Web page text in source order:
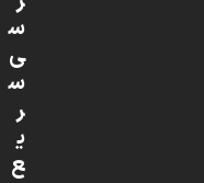
س
ی
س
ر
ی
ع